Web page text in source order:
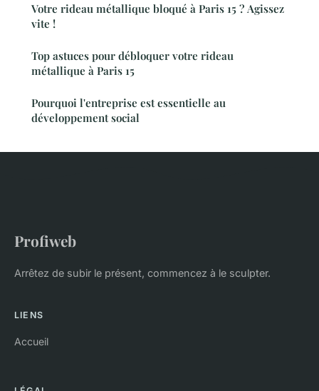
Votre rideau métallique bloqué à Paris 15 ? Agissez
vite !
Top astuces pour débloquer votre rideau
métallique à Paris 15
Pourquoi l'entreprise est essentielle au
développement social
Profiweb
Arrêtez de subir le présent, commencez à le sculpter.
LIENS
Accueil